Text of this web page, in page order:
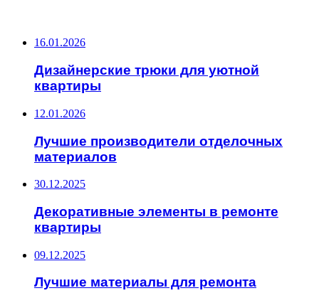
16.01.2026
Дизайнерские трюки для уютной
квартиры
12.01.2026
Лучшие производители отделочных
материалов
30.12.2025
Декоративные элементы в ремонте
квартиры
09.12.2025
Лучшие материалы для ремонта